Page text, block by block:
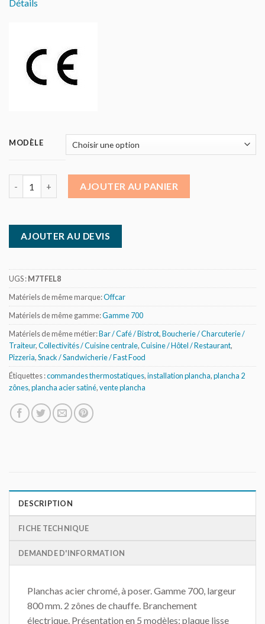
Détails
MODÈLE
AJOUTER AU PANIER
AJOUTER AU DEVIS
UGS :M7TFEL8
Matériels de même marque:Offcar
Matériels de même gamme:Gamme 700
Matériels de même métier:Bar / Café / Bistrot,Boucherie / Charcuterie /
Traiteur,Collectivités / Cuisine centrale,Cuisine / Hôtel / Restaurant,
Pizzeria,Snack / Sandwicherie / Fast Food
Étiquettes :commandes thermostatiques,installation plancha,plancha 2
zônes,plancha acier satiné,vente plancha
DESCRIPTION
FICHE TECHNIQUE
DEMANDE D'INFORMATION
Planchas acier chromé, à poser. Gamme 700, largeur
800 mm. 2 zônes de chauffe. Branchement
électrique. Présentation en 5 modèles: plaque lisse